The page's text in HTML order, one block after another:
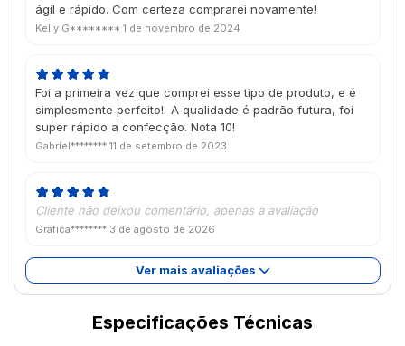
ágil e rápido. Com certeza comprarei novamente!
Kelly G******** 1 de novembro de 2024
Foi a primeira vez que comprei esse tipo de produto, e é
simplesmente perfeito! A qualidade é padrão futura, foi
super rápido a confecção. Nota 10!
Gabriel******** 11 de setembro de 2023
Cliente não deixou comentário, apenas a avaliação
Grafica******** 3 de agosto de 2026
Ver mais avaliações
Especificações Técnicas